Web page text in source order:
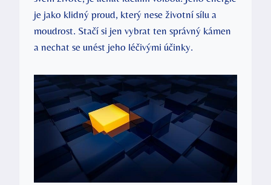
je jako klidný proud, který nese životní sílu a
moudrost. Stačí si jen vybrat ten správný kámen
a nechat se unést jeho léčivými účinky.